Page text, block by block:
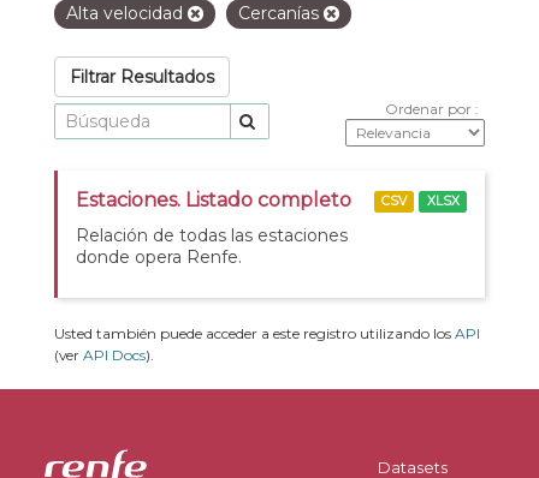
Alta velocidad
Cercanías
Filtrar Resultados
Ordenar por
Estaciones. Listado completo
Relación de todas las estaciones
donde opera Renfe.
CSV XLSX
Usted también puede acceder a este registro utilizando los API
(ver API Docs).
Datasets